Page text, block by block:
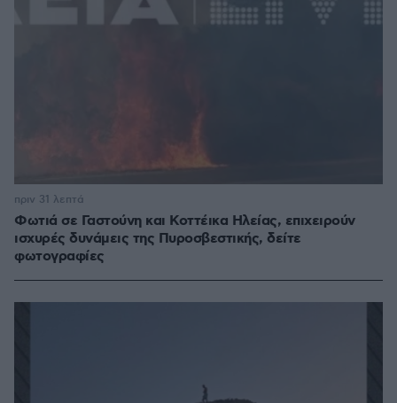
Φωτιά σε Γαστούνη και Κοττέικα Ηλείας, επιχειρούν
ισχυρές δυνάμεις της Πυροσβεστικής, δείτε
φωτογραφίες
πριν 31 λεπτά